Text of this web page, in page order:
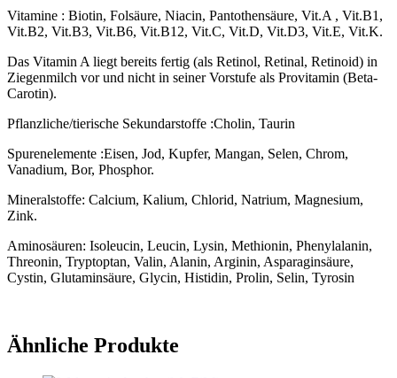
Vitamine : Biotin, Folsäure, Niacin, Pantothensäure, Vit.A , Vit.B1,
Vit.B2, Vit.B3, Vit.B6, Vit.B12, Vit.C, Vit.D, Vit.D3, Vit.E, Vit.K.
Das Vitamin A liegt bereits fertig (als Retinol, Retinal, Retinoid) in
Ziegenmilch vor und nicht in seiner Vorstufe als Provitamin (Beta-
Carotin).
Pflanzliche/tierische Sekundarstoffe :Cholin, Taurin
Spurenelemente :Eisen, Jod, Kupfer, Mangan, Selen, Chrom,
Vanadium, Bor, Phosphor.
Mineralstoffe: Calcium, Kalium, Chlorid, Natrium, Magnesium,
Zink.
Aminosäuren: Isoleucin, Leucin, Lysin, Methionin, Phenylalanin,
Threonin, Tryptoptan, Valin, Alanin, Arginin, Asparaginsäure,
Cystin, Glutaminsäure, Glycin, Histidin, Prolin, Selin, Tyrosin
Ähnliche Produkte